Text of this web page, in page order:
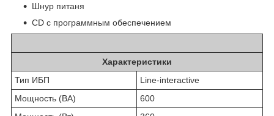
Шнур питаня
CD с программным обеспечением
Характеристики
Тип ИБП
Line-interactive
Мощность (ВА)
600